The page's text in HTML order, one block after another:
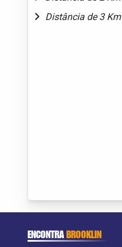
Distância de 3 Km
ENCONTRABROOKLIN